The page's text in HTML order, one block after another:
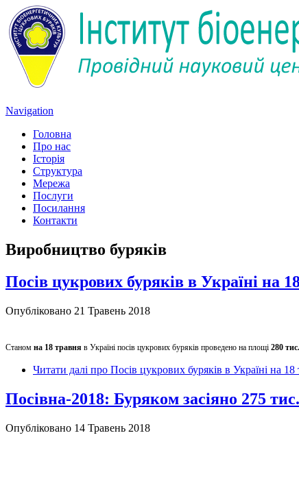
Navigation
Головна
Про нас
Історія
Структура
Мережа
Послуги
Посилання
Контакти
Виробництво буряків
Посів цукрових буряків в Україні на
Опубліковано 21 Травень 2018
Станом на 18 травня в Україні посів цукрових буряків проведено на площі 280
Читати далі про Посів цукрових буряків в Україні на
Посівна-2018: Буряком засіяно 275
Опубліковано 14 Травень 2018